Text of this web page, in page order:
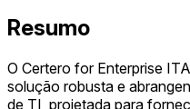
Resumo
O Certero for Enterprise
solução robusta e
de TI, projetada para